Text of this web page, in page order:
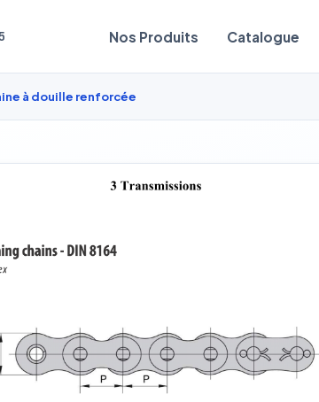
Nos Produits Catalogue
à douille renforcée